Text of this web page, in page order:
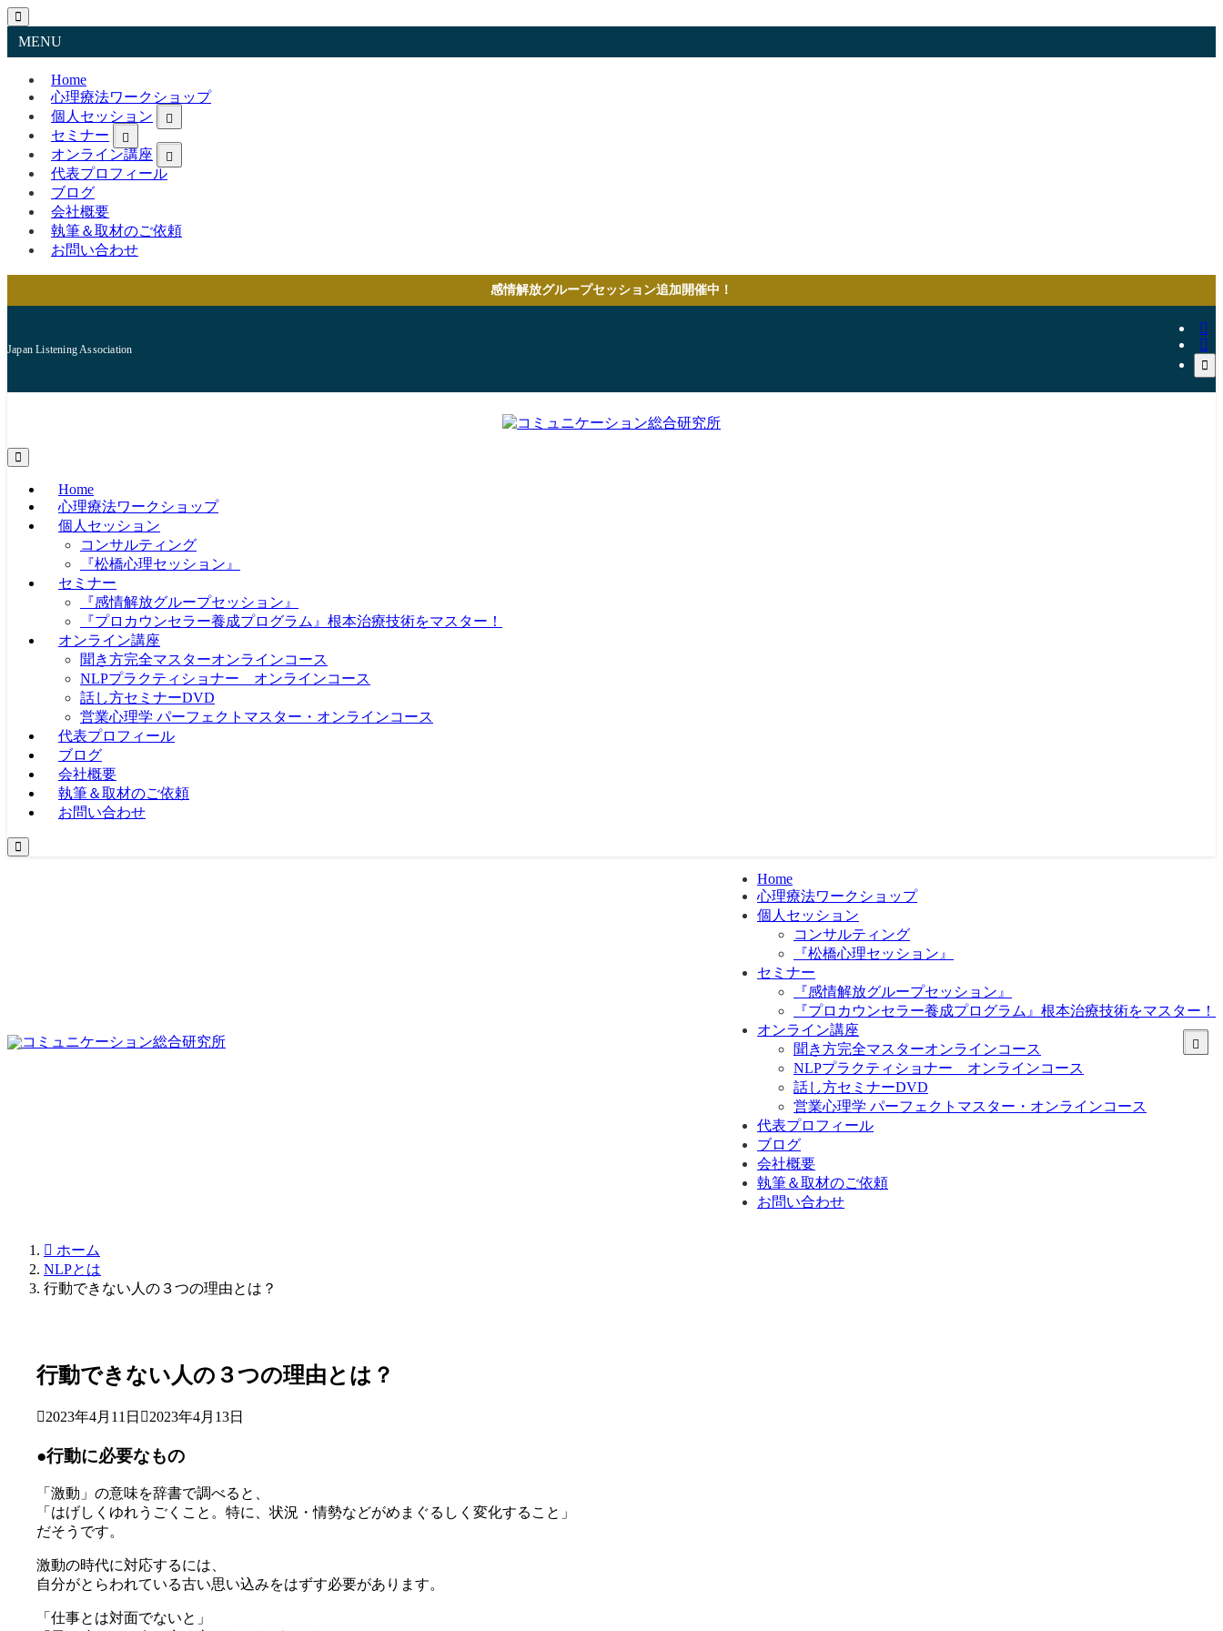
MENU
Home
心理療法ワークショップ
個人セッション
セミナー
オンライン講座
代表プロフィール
ブログ
会社概要
執筆＆取材のご依頼
お問い合わせ
感情解放グループセッション追加開催中！
Japan Listening Association
Home
心理療法ワークショップ
個人セッション
コンサルティング
『松橋心理セッション』
セミナー
『感情解放グループセッション』
『プロカウンセラー養成プログラム』根本治療技術をマスター！
オンライン講座
聞き方完全マスターオンラインコース
NLPプラクティショナー オンラインコース
話し方セミナーDVD
営業心理学 パーフェクトマスター・オンラインコース
代表プロフィール
ブログ
会社概要
執筆＆取材のご依頼
お問い合わせ
Home
心理療法ワークショップ
個人セッション
コンサルティング
『松橋心理セッション』
セミナー
『感情解放グループセッション』
『プロカウンセラー養成プログラム』根本治療技術をマスター！
オンライン講座
聞き方完全マスターオンラインコース
NLPプラクティショナー オンラインコース
話し方セミナーDVD
営業心理学 パーフェクトマスター・オンラインコース
代表プロフィール
ブログ
会社概要
執筆＆取材のご依頼
お問い合わせ
ホーム
NLPとは
行動できない人の３つの理由とは？
行動できない人の３つの理由とは？
2023年4月11日 2023年4月13日
●行動に必要なもの
「激動」の意味を辞書で調べると、
「はげしくゆれうごくこと。特に、状況・情勢などがめまぐるしく 変化すること」
だそうです。
激動の時代に対応するには、
自分がとらわれている古い思い込みをはずす必要があります。
「仕事とは対面でないと」